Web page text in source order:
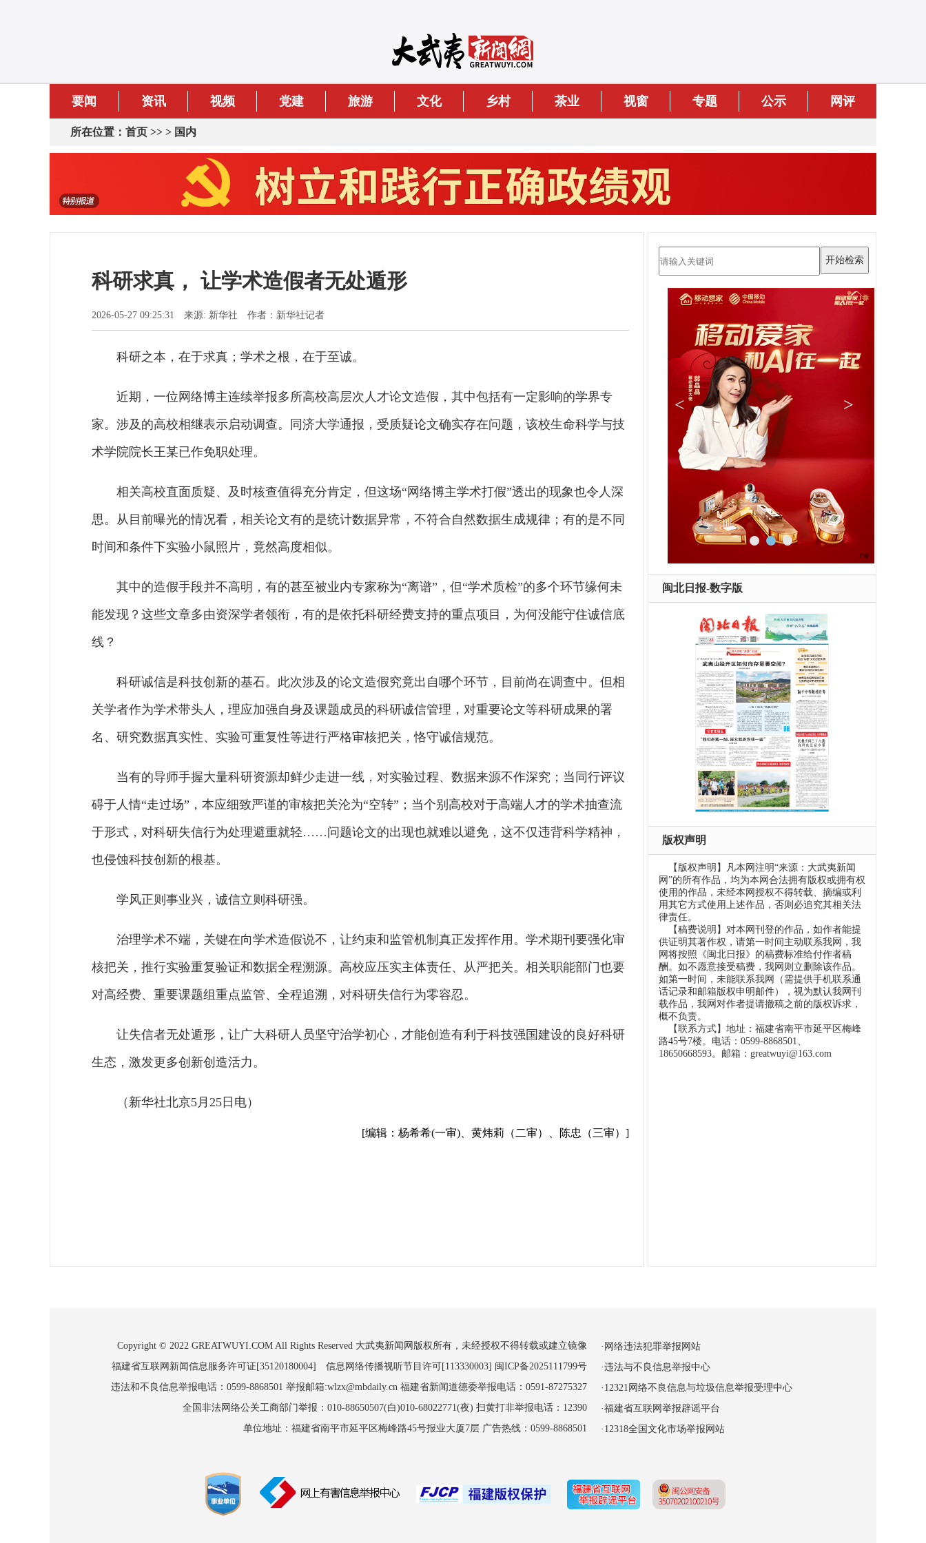
要闻 资讯 视频 党建 旅游 文化 乡村 茶业 视窗 专题 公示 网评
所在位置： 首页 >> > 国内
科研求真， 让学术造假者无处遁形
2026-05-27 09:25:31 来源: 新华社 作者：新华社记者
科研之本，在于求真；学术之根，在于至诚。
近期，一位网络博主连续举报多所高校高层次人才论文造假，其中包括有一定影响的学界专
家。涉及的高校相继表示启动调查。同济大学通报，受质疑论文确实存在问题，该校生命科学与技
术学院院长王某已作免职处理。
相关高校直面质疑、及时核查值得充分肯定，但这场“网络博主学术打假”透出的现象也令人深
思。从目前曝光的情况看，相关论文有的是统计数据异常，不符合自然数据生成规律；有的是不同
时间和条件下实验小鼠照片，竟然高度相似。
其中的造假手段并不高明，有的甚至被业内专家称为“离谱”，但“学术质检”的多个环节缘何未
能发现？这些文章多由资深学者领衔，有的是依托科研经费支持的重点项目，为何没能守住诚信底
线？
科研诚信是科技创新的基石。此次涉及的论文造假究竟出自哪个环节，目前尚在调查中。但相
关学者作为学术带头人，理应加强自身及课题成员的科研诚信管理，对重要论文等科研成果的署
名、研究数据真实性、实验可重复性等进行严格审核把关，恪守诚信规范。
当有的导师手握大量科研资源却鲜少走进一线，对实验过程、数据来源不作深究；当同行评议
碍于人情“走过场”，本应细致严谨的审核把关沦为“空转”；当个别高校对于高端人才的学术抽查流
于形式，对科研失信行为处理避重就轻……问题论文的出现也就难以避免，这不仅违背科学精神，
也侵蚀科技创新的根基。
学风正则事业兴，诚信立则科研强。
治理学术不端，关键在向学术造假说不，让约束和监管机制真正发挥作用。学术期刊要强化审
核把关，推行实验重复验证和数据全程溯源。高校应压实主体责任、从严把关。相关职能部门也要
对高经费、重要课题组重点监管、全程追溯，对科研失信行为零容忍。
让失信者无处遁形，让广大科研人员坚守治学初心，才能创造有利于科技强国建设的良好科研
生态，激发更多创新创造活力。
（新华社北京5月25日电）
[编辑：杨希希(一审)、黄炜莉（二审）、陈忠（三审）]
闽北日报-数字版
版权声明
【版权声明】凡本网注明“来源：大武夷新闻
网”的所有作品，均为本网合法拥有版权或拥有权
使用的作品，未经本网授权不得转载、摘编或利
用其它方式使用上述作品，否则必追究其相关法
律责任。
【稿费说明】对本网刊登的作品，如作者能提
供证明其著作权，请第一时间主动联系我网，我
网将按照《闽北日报》的稿费标准给付作者稿
酬。如不愿意接受稿费，我网则立删除该作品。
如第一时间，未能联系我网（需提供手机联系通
话记录和邮箱版权申明邮件），视为默认我网刊
载作品，我网对作者提请撤稿之前的版权诉求，
概不负责。
【联系方式】地址：福建省南平市延平区梅峰
路45号7楼。电话：0599-8868501、
18650668593。邮箱：greatwuyi@163.com
Copyright © 2022 GREATWUYI.COM All Rights Reserved 大武夷新闻网版权所有，未经授权不得转载或建立镜像
福建省互联网新闻信息服务许可证[35120180004] 信息网络传播视听节目许可[113330003] 闽ICP备2025111799号
违法和不良信息举报电话：0599-8868501 举报邮箱:wlzx@mbdaily.cn 福建省新闻道德委举报电话：0591-87275327
全国非法网络公关工商部门举报：010-88650507(白)010-68022771(夜) 扫黄打非举报电话：12390
单位地址：福建省南平市延平区梅峰路45号报业大厦7层 广告热线：0599-8868501
·网络违法犯罪举报网站
·违法与不良信息举报中心
·12321网络不良信息与垃圾信息举报受理中心
·福建省互联网举报辟谣平台
·12318全国文化市场举报网站